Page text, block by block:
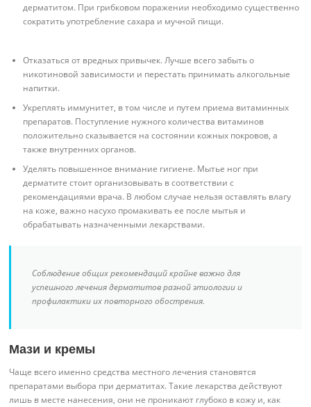
дерматитом. При грибковом поражении необходимо существенно
сократить употребление сахара и мучной пищи.
Отказаться от вредных привычек. Лучше всего забыть о
никотиновой зависимости и перестать принимать алкогольные
напитки.
Укреплять иммунитет, в том числе и путем приема витаминных
препаратов. Поступление нужного количества витаминов
положительно сказывается на состоянии кожных покровов, а
также внутренних органов.
Уделять повышенное внимание гигиене. Мытье ног при
дерматите стоит организовывать в соответствии с
рекомендациями врача. В любом случае нельзя оставлять влагу
на коже, важно насухо промакивать ее после мытья и
обрабатывать назначенными лекарствами.
Соблюдение общих рекомендаций крайне важно для
успешного лечения дерматитов разной этиологии и
профилактики их повторного обострения.
Мази и кремы
Чаще всего именно средства местного лечения становятся
препаратами выбора при дерматитах. Такие лекарства действуют
лишь в месте нанесения, они не проникают глубоко в кожу и, как